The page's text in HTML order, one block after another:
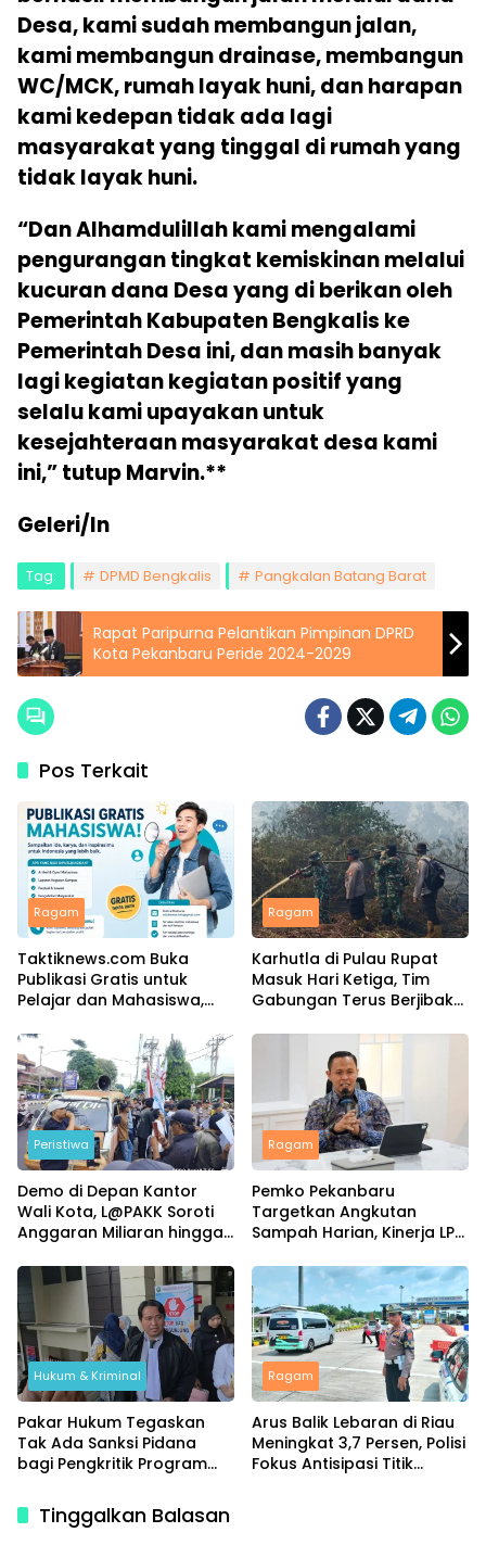
Desa, kami sudah membangun jalan,
kami membangun drainase, membangun
WC/MCK, rumah layak huni, dan harapan
kami kedepan tidak ada lagi
masyarakat yang tinggal di rumah yang
tidak layak huni.
“Dan Alhamdulillah kami mengalami
pengurangan tingkat kemiskinan melalui
kucuran dana Desa yang di berikan oleh
Pemerintah Kabupaten Bengkalis ke
Pemerintah Desa ini, dan masih banyak
lagi kegiatan kegiatan positif yang
selalu kami upayakan untuk
kesejahteraan masyarakat desa kami
ini,” tutup Marvin.**
Geleri/In
Tag: DPMD Bengkalis Pangkalan Batang Barat
Rapat Paripurna Pelantikan Pimpinan DPRD
Kota Pekanbaru Peride 2024-2029
Pos Terkait
Ragam
Taktiknews.com Buka
Publikasi Gratis untuk
Pelajar dan Mahasiswa,
Ragam
Karhutla di Pulau Rupat
Masuk Hari Ketiga, Tim
Gabungan Terus Berjibaku
Peristiwa
Demo di Depan Kantor
Wali Kota, L@PAKK Soroti
Anggaran Miliaran hingga
Ragam
Pemko Pekanbaru
Targetkan Angkutan
Sampah Harian, Kinerja LPS
Hukum & Kriminal
Pakar Hukum Tegaskan
Tak Ada Sanksi Pidana
bagi Pengkritik Program
Ragam
Arus Balik Lebaran di Riau
Meningkat 3,7 Persen, Polisi
Fokus Antisipasi Titik
Tinggalkan Balasan